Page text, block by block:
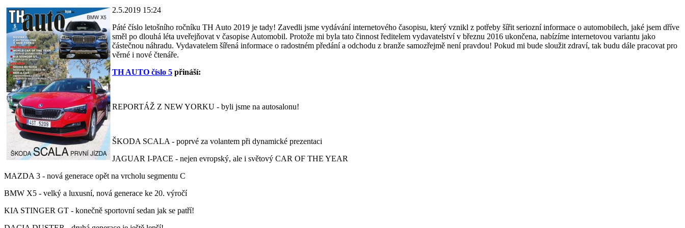
2.5.2019 15:24
Páté číslo letošního ročníku TH Auto 2019 je tady! Zavedli jsme vydávání internetového časopisu, který vznikl z potřeby šířit seriozní informace o automobilech, jaké jsem dříve
směl po dlouhá léta uveřejňovat v časopise Automobil. Protože mi byla tato činnost ředitelem vydavatelství v březnu 2016 ukončena, nabízíme internetovou variantu jako
částečnou náhradu. Vydavatelem šířená informace o radostném předání a odchodu z branže samozřejmě není pravdou! Pokud mi bude sloužit zdraví, tak budu dále pracovat pro
věrné i nové čtenáře.
TH AUTO číslo 5 přináší:
REPORTÁŽ Z NEW YORKU - byli jsme na autosalonu!
ŠKODA SCALA - poprvé za volantem při dynamické prezentaci
JAGUAR I-PACE - nejen evropský, ale i světový CAR OF THE YEAR
MAZDA 3 - nová generace opět na vrcholu segmentu C
BMW X5 - velký a luxusní, nová generace ke 20. výročí
KIA STINGER GT - konečně sportovní sedan jak se patří!